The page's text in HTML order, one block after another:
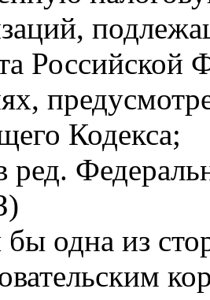
Российской
Кодекса;
ред.
бы одна из